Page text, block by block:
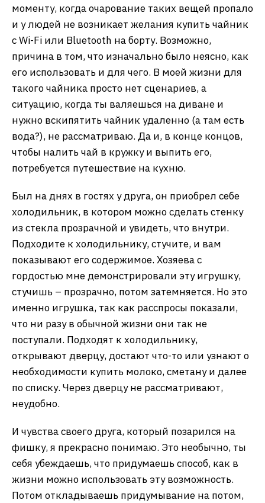
моменту, когда очарование таких вещей пропало
и у людей не возникает желания купить чайник
с Wi-Fi или Bluetooth на борту. Возможно,
причина в том, что изначально было неясно, как
его использовать и для чего. В моей жизни для
такого чайника просто нет сценариев, а
ситуацию, когда ты валяешься на диване и
нужно вскипятить чайник удаленно (а там есть
вода?), не рассматриваю. Да и, в конце концов,
чтобы налить чай в кружку и выпить его,
потребуется путешествие на кухню.
Был на днях в гостях у друга, он приобрел себе
холодильник, в котором можно сделать стенку
из стекла прозрачной и увидеть, что внутри.
Подходите к холодильнику, стучите, и вам
показывают его содержимое. Хозяева с
гордостью мне демонстрировали эту игрушку,
стучишь – прозрачно, потом затемняется. Но это
именно игрушка, так как расспросы показали,
что ни разу в обычной жизни они так не
поступали. Подходят к холодильнику,
открывают дверцу, достают что-то или узнают о
необходимости купить молоко, сметану и далее
по списку. Через дверцу не рассматривают,
неудобно.
И чувства своего друга, который позарился на
фишку, я прекрасно понимаю. Это необычно, ты
себя убеждаешь, что придумаешь способ, как в
жизни можно использовать эту возможность.
Потом откладываешь придумывание на потом,